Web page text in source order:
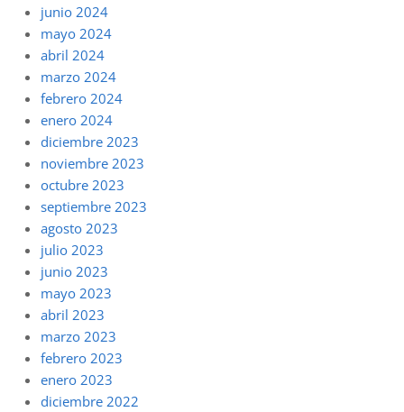
junio 2024
mayo 2024
abril 2024
marzo 2024
febrero 2024
enero 2024
diciembre 2023
noviembre 2023
octubre 2023
septiembre 2023
agosto 2023
julio 2023
junio 2023
mayo 2023
abril 2023
marzo 2023
febrero 2023
enero 2023
diciembre 2022